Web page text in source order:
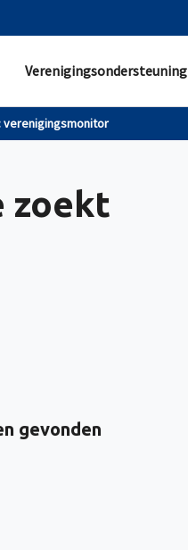
Verenigingsondersteuning
verenigingsmonitor
zoekt
gevonden